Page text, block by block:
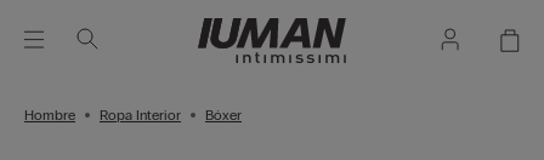
Hombre Ropa Interior Bóxer